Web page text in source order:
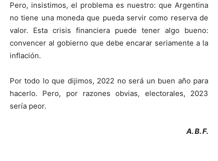
Pero, insistimos, el problema es nuestro: que Argentina
no tiene una moneda que pueda servir como reserva de
valor. Esta crisis financiera puede tener algo bueno:
convencer al gobierno que debe encarar seriamente a la
inflación.
Por todo lo que dijimos, 2022 no será un buen año para
hacerlo. Pero, por razones obvias, electorales, 2023
sería peor.
A. B. F.